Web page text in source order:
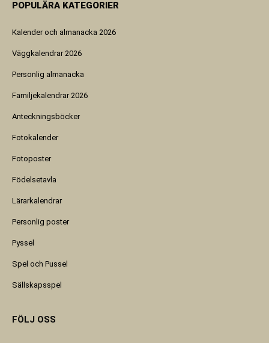
POPULÄRA KATEGORIER
Kalender och almanacka 2026
Väggkalendrar 2026
Personlig almanacka
Familjekalendrar 2026
Anteckningsböcker
Fotokalender
Fotoposter
Födelsetavla
Lärarkalendrar
Personlig poster
Pyssel
Spel och Pussel
Sällskapsspel
FÖLJ OSS